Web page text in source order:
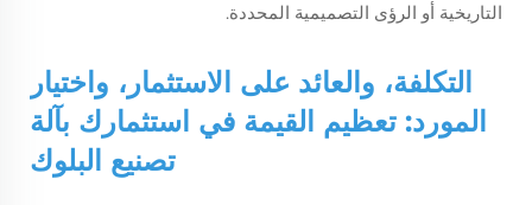
التاريخية أو الرؤى التصميمية المحددة.
التكلفة، والعائد على الاستثمار، واختيار
المورد: تعظيم القيمة في استثمارك بآلة
تصنيع البلوك